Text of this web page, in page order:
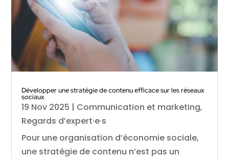
Développer une stratégie de contenu efficace sur les réseaux
sociaux
19 Nov 2025 | Communication et marketing,
Regards d’expert·e·s
Pour une organisation d’économie sociale,
une stratégie de contenu n’est pas un